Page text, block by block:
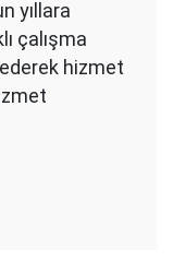
yıllara
çalışma
hizmet